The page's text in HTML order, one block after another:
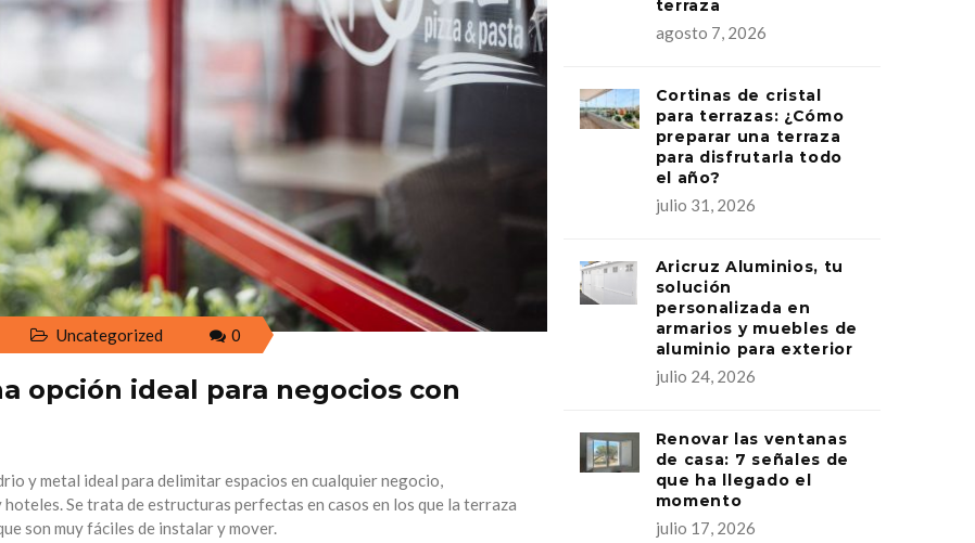
Uncategorized 0
opción ideal para negocios con
y metal ideal para delimitar espacios en cualquier negocio,
Se trata de estructuras perfectas en casos en los que la terraza
son muy fáciles de instalar y mover.
terraza
agosto 7, 2026
Cortinas de cristal
para terrazas: ¿Cómo
preparar una terraza
para disfrutarla todo
el año?
julio 31, 2026
Aricruz Aluminios, tu
solución
personalizada en
armarios y muebles de
aluminio para exterior
julio 24, 2026
Renovar las ventanas
de casa: 7 señales de
que ha llegado el
momento
julio 17, 2026